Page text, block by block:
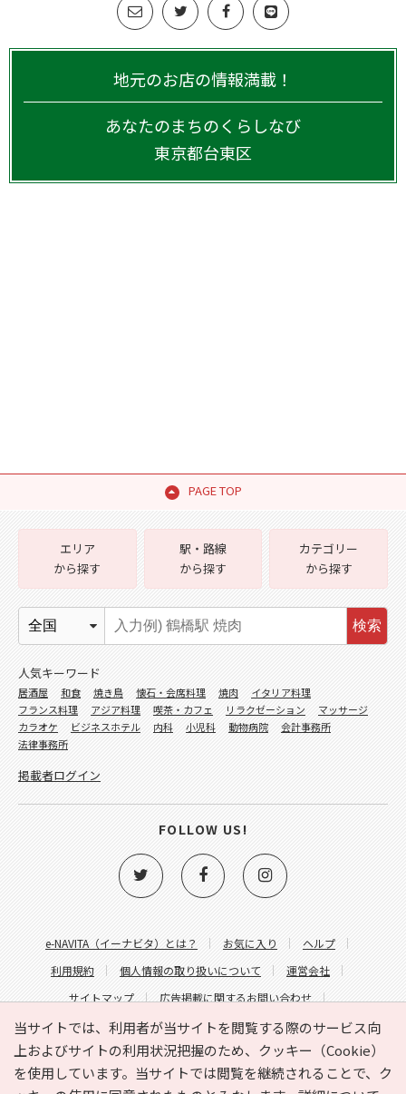
地元のお店の情報満載！
あなたのまちのくらしなび
東京都台東区
PAGE TOP
当サイトでは、利用者が当サイトを閲覧する際のサービス向
上およびサイトの利用状況把握のため、クッキー（Cookie）
を使用しています。当サイトでは閲覧を継続されることで、ク
e-NAVITA（イーナビタ）とは？ お気に入り
ヘルプ
利用規約
個人情報の取り扱いについて
運営会社
サイトマップ
広告掲載に関するお問い合わせ
サイトの内容に関するお問い合わせ
エリア
から探す
駅・路線
から探す
カテゴリー
から探す
検索
人気キーワード
居酒屋 和食 焼き鳥 懐石・会席料理 焼肉
イタリア料理
フランス料理
アジア料理 喫茶・カフェ リラクゼーション
マッサージ
カラオケ
ビジネスホテル 内科 小児科 動物病院
会計事務所
法律事務所
掲載者ログイン
FOLLOW US!